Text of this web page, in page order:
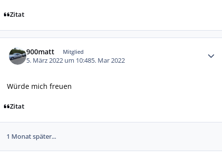
Zitat
900matt Mitglied
5. März 2022 um 10:485. Mar 2022
Würde mich freuen
Zitat
1 Monat später...